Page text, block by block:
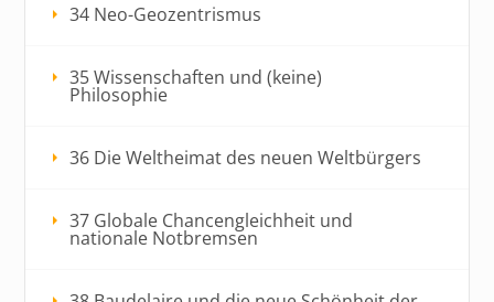
34 Neo-Geozentrismus
35 Wissenschaften und (keine)
Philosophie
36 Die Weltheimat des neuen Weltbürgers
37 Globale Chancengleichheit und
nationale Notbremsen